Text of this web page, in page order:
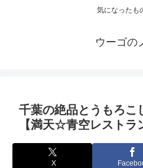
気になったも
ウーゴの
千葉の絶品とうもろこ
【満天☆青空レストラ
X